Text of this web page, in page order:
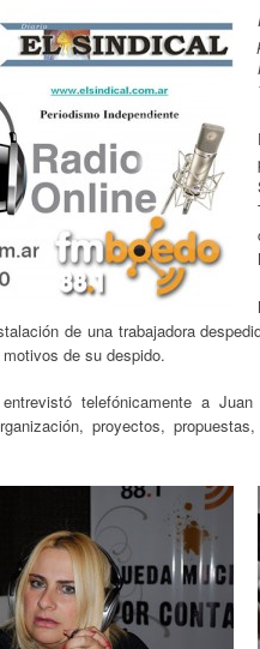
de una trabajadora
de su despido.
telefónicamente a
proyectos,